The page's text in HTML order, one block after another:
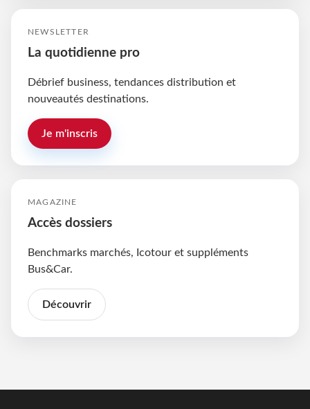
NEWSLETTER
La quotidienne pro
Débrief business, tendances distribution et
nouveautés destinations.
Je m'inscris
MAGAZINE
Accès dossiers
Benchmarks marchés, Icotour et suppléments
Bus&Car.
Découvrir